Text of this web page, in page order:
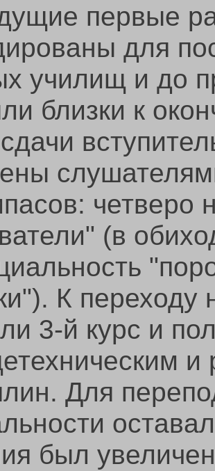
первые
для
училищ и до
близки к
четверо
(в
К переходу
3-й курс и
и
Для
был